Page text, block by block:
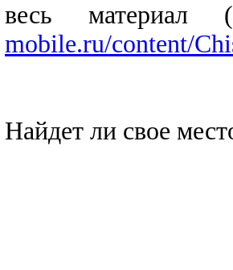
весь
mobile.ru/content/
Найдет ли свое